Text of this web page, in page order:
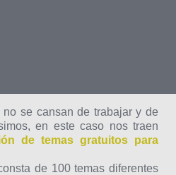
no se cansan de trabajar y de
en este caso nos traen
de temas gratuitos para
de 100 temas diferentes